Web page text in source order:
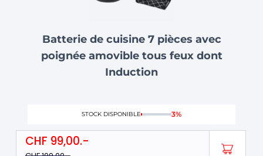
Batterie de cuisine 7 pièces avec
poignée amovible tous feux dont
Induction
STOCK DISPONIBLE 3%
CHF 99,00